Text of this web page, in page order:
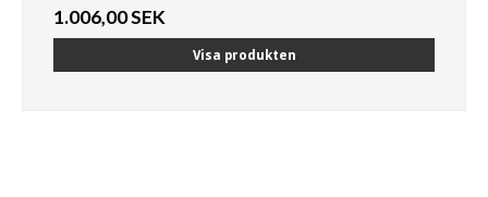
1.006,00 SEK
Visa produkten